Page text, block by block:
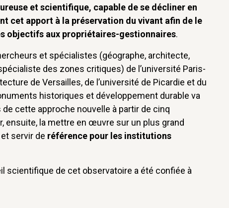
et scientifique, capable de se décliner en
cet apport à la préservation du vivant afin de le
objectifs aux propriétaires-gestionnaires.
et spécialistes (géographe, architecte,
des zones critiques) de l’université Paris-
de Versailles, de l’université de Picardie et du
historiques et développement durable va
de cette approche nouvelle à partir de cinq
ensuite, la mettre en œuvre sur un plus grand
servir de référence pour les institutions
scientifique de cet observatoire a été confiée à